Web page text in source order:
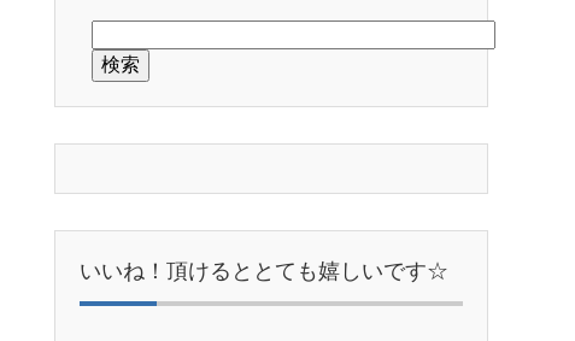
いいね！頂けるととても嬉しいです☆